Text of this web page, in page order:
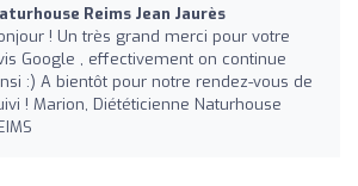
Reims Jean Jaurès
! Un très grand merci pour votre
Google , effectivement on continue
:) A bientôt pour notre rendez-vous de
! Marion, Diététicienne Naturhouse